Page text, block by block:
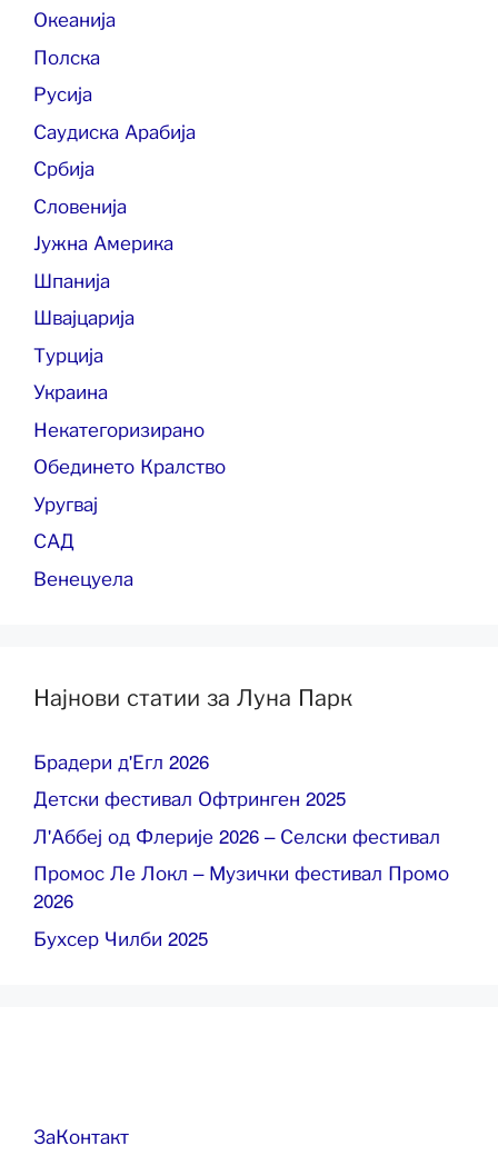
Океанија
Полска
Русија
Саудиска Арабија
Србија
Словенија
Јужна Америка
Шпанија
Швајцарија
Турција
Украина
Некатегоризирано
Обединето Кралство
Уругвај
САД
Венецуела
Најнови статии за Луна Парк
Брадери д'Егл 2026
Детски фестивал Офтринген 2025
Л'Аббеј од Флерије 2026 – Селски фестивал
Промос Ле Локл – Музички фестивал Промо
2026
Бухсер Чилби 2025
ЗаКонтакт